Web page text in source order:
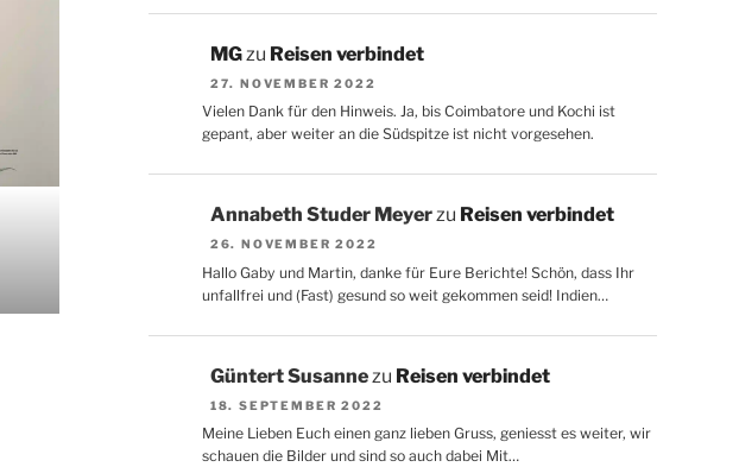
MGzu Reisen verbindet
27. NOVEMBER 2022
Vielen Dank für den Hinweis. Ja, bis Coimbatore und Kochi ist
gepant, aber weiter an die Südspitze ist nicht vorgesehen.
Annabeth Studer Meyerzu Reisen verbindet
26. NOVEMBER 2022
Hallo Gaby und Martin, danke für Eure Berichte! Schön, dass Ihr
unfallfrei und (Fast) gesund so weit gekommen seid! Indien…
Güntert Susannezu Reisen verbindet
18. SEPTEMBER 2022
Meine Lieben Euch einen ganz lieben Gruss, geniesst es weiter, wir
schauen die Bilder und sind so auch dabei Mit…